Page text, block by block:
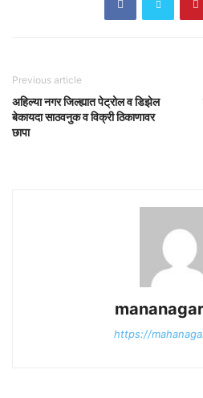
Previous article
अहिल्या नगर जिल्ह्यात पेट्रोल व डिझेल
बेकायदा साठवनुक व विक्री ठिकाणावर
छापा
https://